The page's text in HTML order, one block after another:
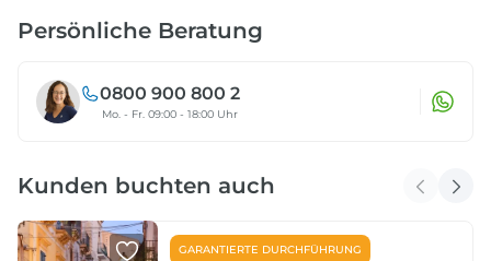
Persönliche Beratung
0800 900 800 2
Mo. - Fr. 09:00 - 18:00 Uhr
Kunden buchten auch
GARANTIERTE DURCHFÜHRUNG